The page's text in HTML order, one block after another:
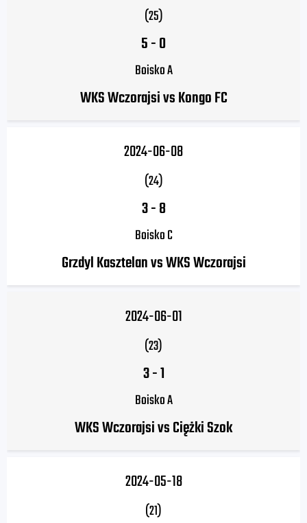
(25)
5-0
Boisko A
WKS Wczorajsi vs Kongo FC
2024-06-08
(24)
3-8
Boisko C
Grzdyl Kasztelan vs WKS Wczorajsi
2024-06-01
(23)
3-1
Boisko A
WKS Wczorajsi vs Ciężki Szok
2024-05-18
(21)